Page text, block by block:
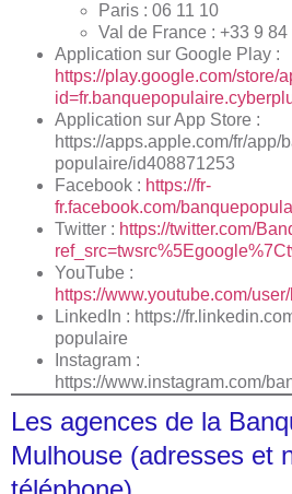
Paris : 06 11 10
Val de France : +33 9 84
Application sur Google Play :
https://play.google.com/store/
Application sur App Store :
https://apps.apple.com/fr/app/
populaire/id408871253
Facebook : https://fr-
fr.facebook.com/
Twitter : https://twitter.com/
YouTube :
https://www.youtube.com/
LinkedIn : https://
populaire
Instagram :
https://www.instagram.com/
Les agences de la
Mulhouse (adresses et